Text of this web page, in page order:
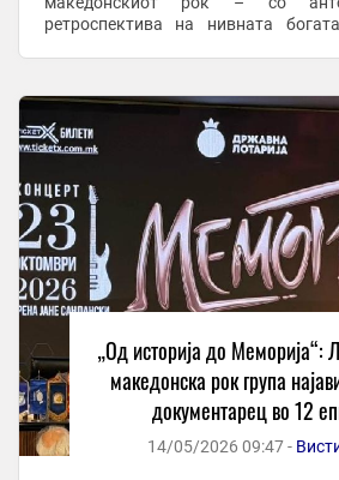
ретроспектива на нивната
„Од историја до Меморија“:
македонска рок група
документарец во 12
14/05/2026 09:47 -